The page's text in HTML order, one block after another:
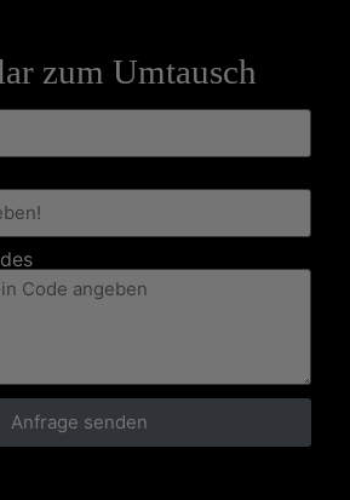
zum Umtausch
Anfrage senden